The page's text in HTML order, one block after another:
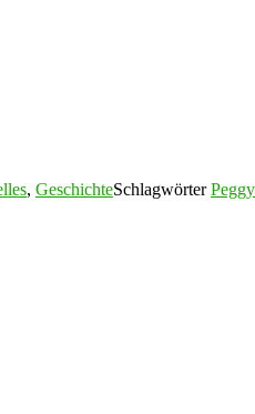
, GeschichteSchlagwörter